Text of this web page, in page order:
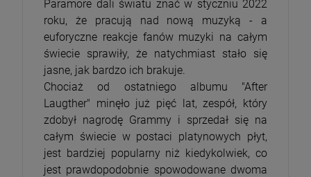
Paramore dali światu znać w styczniu 2022
roku, że pracują nad nową muzyką - a
euforyczne reakcje fanów muzyki na całym
świecie sprawiły, że natychmiast stało się
jasne, jak bardzo ich brakuje.
Chociaż od ostatniego albumu "After
Laugther" minęło już pięć lat, zespół, który
zdobył nagrodę Grammy i sprzedał się na
całym świecie w postaci platynowych płyt,
jest bardziej popularny niż kiedykolwiek, co
jest prawdopodobnie spowodowane dwoma